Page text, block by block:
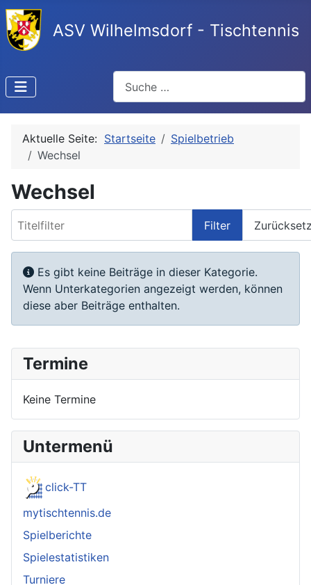
ASV Wilhelmsdorf - Tischtennis
Aktuelle Seite: Startseite
Spielbetrieb
Wechsel
Wechsel
Filter
Information
Es gibt keine Beiträge in dieser Kategorie.
Wenn Unterkategorien angezeigt werden, können
diese aber Beiträge enthalten.
Termine
Keine Termine
Untermenü
click-TT
mytischtennis.de
Spielberichte
Spielestatistiken
Turniere